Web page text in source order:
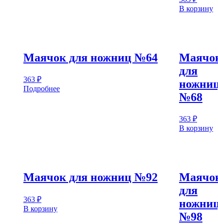
В корзину
Маячок для ножниц №64
363 ₽
Подробнее
для
№68
363 ₽
В корзину
Маячок для ножниц №92
363 ₽
В корзину
для
№98